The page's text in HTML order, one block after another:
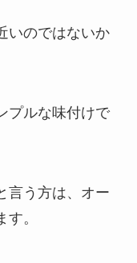
いのではないか
プルな味付けで
言う方は、オー
。